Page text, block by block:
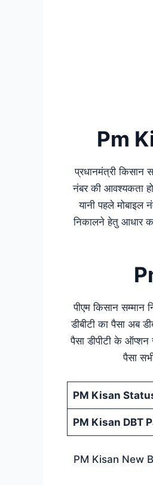
Pm
प्रधानमंत्री किसान
नंबर की आवश्यकता
यानी पहले
निकालने हेतु आधार
पीएम किसान सम्मान
डीबीटी का पैसा अब
पैसा डीपीटी के
पैसा
PM Kisan
PM Kisan DBT
PM Kisan New